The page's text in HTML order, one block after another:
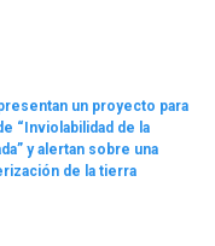
un proyecto para
“Inviolabilidad de la
y alertan sobre una
de la tierra